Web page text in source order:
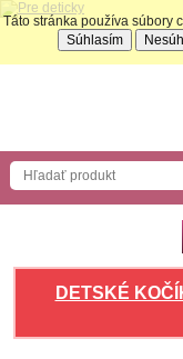
DETSKÉ
Táto stránka používa súbory
Súhlasím